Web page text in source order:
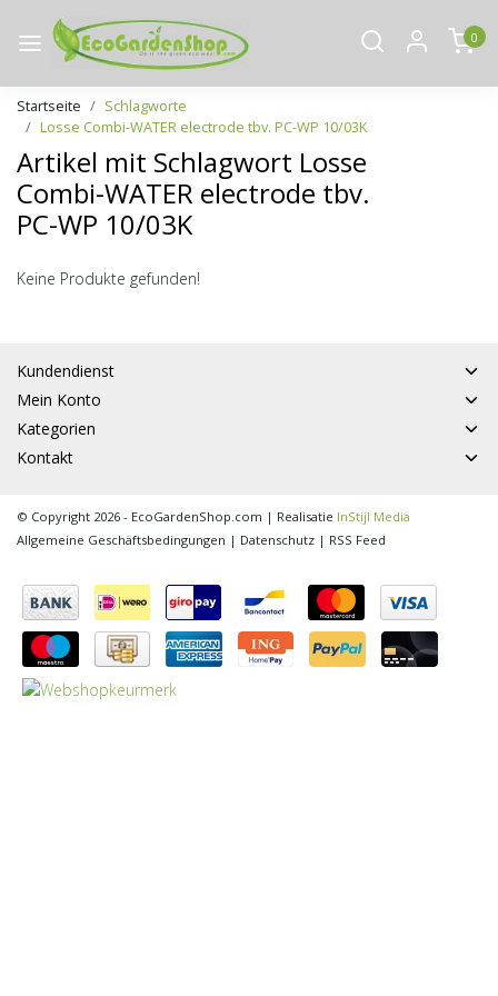
0
Startseite
Schlagworte
Losse Combi-WATER electrode tbv. PC-WP 10/03K
Artikel mit Schlagwort Losse
Combi-WATER electrode tbv.
PC-WP 10/03K
Keine Produkte gefunden!
Kundendienst
Mein Konto
Kategorien
Kontakt
© Copyright 2026 - EcoGardenShop.com | Realisatie InStijl Media
Allgemeine Geschäftsbedingungen | Datenschutz | RSS Feed